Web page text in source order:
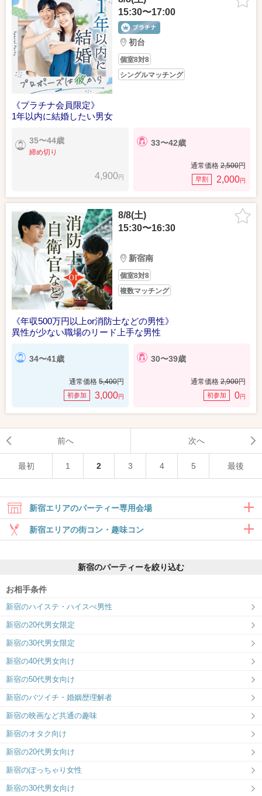
15:30〜17:00
初台
個室8対8
シングルマッチング
《プラチナ会員限定》
1年以内に結婚したい男女
35〜44歳
締め切り
4,900円
33〜42歳
通常価格 2,500円
早割 2,000円
8/8(土)
15:30〜16:30
新宿南
個室8対8
複数マッチング
《年収500万円以上or消防士などの男性》
異性が少ない職場のリード上手な男性
34〜41歳
通常価格 5,400円
初参加 3,000円
30〜39歳
通常価格 2,900円
初参加 0円
前へ 次へ
最初 1 2 3 4 5 最後
新宿エリアのパーティー専用会場
新宿西口ラウンジ11F
婚活初心者応援ラウンジ！
4月リニューアルオープン！ホテルライク
新宿/OAK LOUNGE
”1on1”で出会う事に特化した会場
新宿エリアの街コン・趣味コン
6対6～｜食事・ドリンク付きグループト
新宿のパーティーを絞り込む
お相手条件
新宿のハイステ・ハイスぺ男性
新宿の20代男女限定
新宿の30代男女限定
新宿の40代男女向け
新宿の50代男女向け
新宿のバツイチ・婚姻歴理解者
新宿の映画など共通の趣味
新宿のオタク向け
新宿の20代男女向け
新宿のぽっちゃり女性
新宿の30代男女向け